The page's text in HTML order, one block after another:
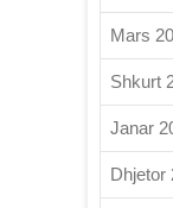
Mars
Shkurt
Janar
Dhjetor